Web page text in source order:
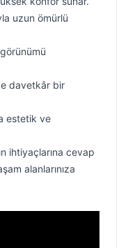
uzun ömürlü
davetkâr bir
estetik ve
ihtiyaçlarına cevap
alanlarınıza